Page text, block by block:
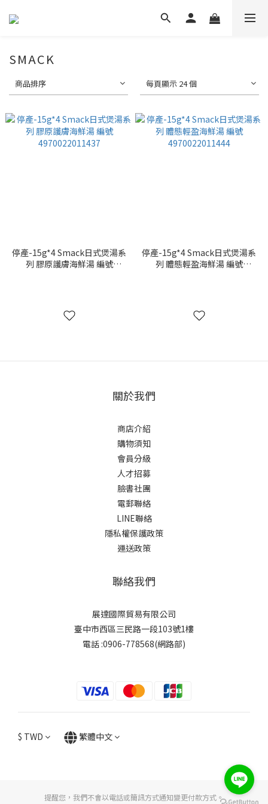
SMACK
商品排序 每頁顯示 24 個
停產-15g*4 Smack日式煲湯系
列 膠原護膚海鮮湯 編號
停產-15g*4 Smack日式煲湯系
列 體態輕盈海鮮湯 編號
關於我們
商店介紹
購物須知
會員分級
人才招募
臉書社團
電郵聯絡
LINE聯絡
隱私權保護政策
運送政策
聯絡我們
展達國際貿易有限公司
臺中市西區三民路一段103號1樓
電話 :0906-778568(網路部)
$ TWD 繁體中文
提醒您，我們不會以電話或簡訊方式通知變更付款方式。